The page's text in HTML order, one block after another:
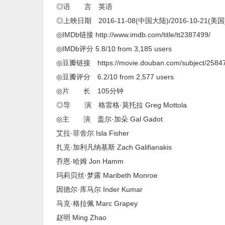
◎语 言 英语
◎上映日期 2016-11-08(中国大陆)/2016-10-21(美
◎IMDb链接 http://www.imdb.com/title/tt2387499/
◎IMDb评分 5.8/10 from 3,185 users
◎豆瓣链接 https://movie.douban.com/subject/
◎豆瓣评分 6.2/10 from 2,577 users
◎片 长 105分钟
◎导 演 格雷格·莫托拉 Greg Mottola
◎主 演 盖尔·加朵 Gal Gadot
艾拉·菲舍尔 Isla Fisher
扎克·加利凡纳基斯 Zach Galifianakis
乔恩·哈姆 Jon Hamm
玛莉贝丝·梦露 Maribeth Monroe
因德尔·库马尔 Inder Kumar
马克·格拉佩 Marc Grapey
赵明 Ming Zhao